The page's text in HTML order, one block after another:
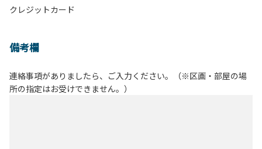
クレジットカード
備考欄
連絡事項がありましたら、ご入力ください。（※区画・部屋の場
所の指定はお受けできません。）